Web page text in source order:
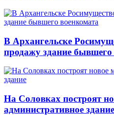
В Архангельске
продажу здание бывшего
На Соловках построят
административное здание